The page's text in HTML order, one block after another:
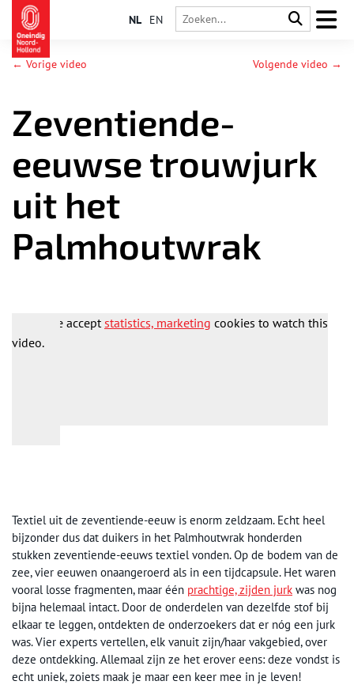
NL EN
← Vorige video Volgende video →
Zeventiende-
eeuwse trouwjurk
uit het
Palmhoutwrak
Please acceptstatistics, marketing cookies to watch this
video.
Textiel uit de zeventiende-eeuw is enorm zeldzaam. Echt heel
bijzonder dus dat duikers in het Palmhoutwrak honderden
stukken zeventiende-eeuws textiel vonden. Op de bodem van de
zee, vier eeuwen onaangeroerd als in een tijdcapsule. Het waren
vooral losse fragmenten, maar één prachtige, zijden jurk was nog
bijna helemaal intact. Door de onderdelen van dezelfde stof bij
elkaar te leggen, ontdekten de onderzoekers dat er nóg een jurk
was. Vier experts vertellen, elk vanuit zijn/haar vakgebied, over
deze ontdekking. Allemaal zijn ze het erover eens: deze vondst is
echt uniek, zoiets maak je maar een keer mee in je leven!